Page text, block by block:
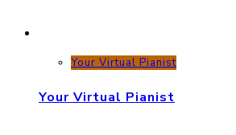
Your Virtual Pianist
Your Virtual Pianist